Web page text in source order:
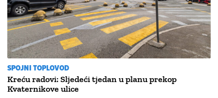
SPOJNI TOPLOVOD
Kreću radovi: Sljedeći tjedan u planu prekop
Kvaternikove ulice